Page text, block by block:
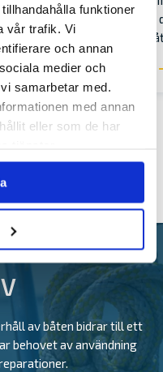
funktioner
vår trafik. Vi
och annan
medier och
samarbetar med.
med annan
eller som de har
saker
köp.
enkelt för
Alandia
LÄS MER
av båten bidrar till ett
behovet av användning